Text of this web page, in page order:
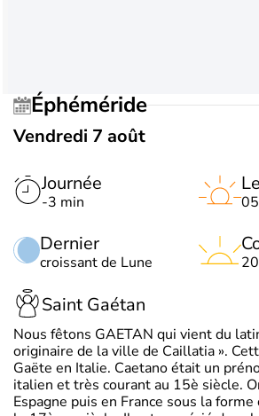
Éphéméride
Vendredi 7 août
Journée
-3 min
Dernier
croissant de Lune
Saint Gaétan
Nous fêtons GAETAN qui vient du
originaire de la ville de Caillatia ».
Gaëte en Italie. Caetano était un
italien et très courant au 15è siècle.
Espagne puis en France sous la